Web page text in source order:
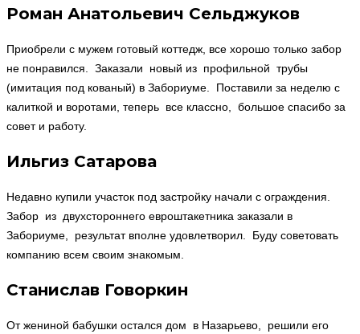
Роман Анатольевич Сельджуков
Приобрели с мужем готовый коттедж, все хорошо только забор
не понравился. Заказали новый из профильной трубы
(имитация под кованый) в Забориуме. Поставили за неделю с
калиткой и воротами, теперь все классно, большое спасибо за
совет и работу.
Ильгиз Сатарова
Недавно купили участок под застройку начали с ограждения.
Забор из двухстороннего евроштакетника заказали в
Забориуме, результат вполне удовлетворил. Буду советовать
компанию всем своим знакомым.
Станислав Говоркин
От жениной бабушки остался дом в Назарьево, решили его